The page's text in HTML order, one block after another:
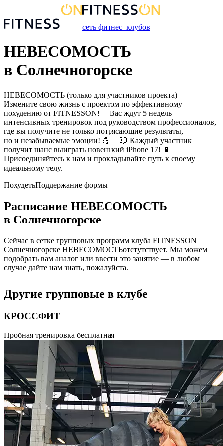
сеть фитнес–клубов
НЕВЕСОМОСТЬ
в Солнечногорске
НЕВЕСОМОСТЬ (только для участников проекта) ⠀
Измените свою жизнь с проектом по эффективному
похудению от FITNESSON! ⠀ Вас ждут 5 недель
интенсивных тренировок под руководством профессионалов,
где вы получите не только потрясающие результаты,
но и незабываемые эмоции! 💪 ⠀ 💥 Каждый участник
получит шанс выиграть новенький iPhone 17! 📱
Присоединяйтесь к нам и прокладывайте путь к своему
идеальному телу. ⠀
ПохудетьПоддержание формы
Расписание НЕВЕСОМОСТЬ
в Солнечногорске
Сейчас в сетке групповых программ клуба FITNESSON
Солнечногорске НЕВЕСОМОСТЬотстутствует. Мы можем
подобрать вам аналог или ввести это занятие — в любом
случае дайте нам знать, пожалуйста.
Другие групповые в клубе
КРОССФИТ
Высокоинтенсивная тренировка различных групп мышц,
которая направлена на развитие мыщц, дыхательной системы
и общей выносливости организма. Это комбинирование
тяжелой атлетики, гимнастики, бега, гиревого спорта.
Продолжительность 55 минут.
Пробная тренировка бесплатная